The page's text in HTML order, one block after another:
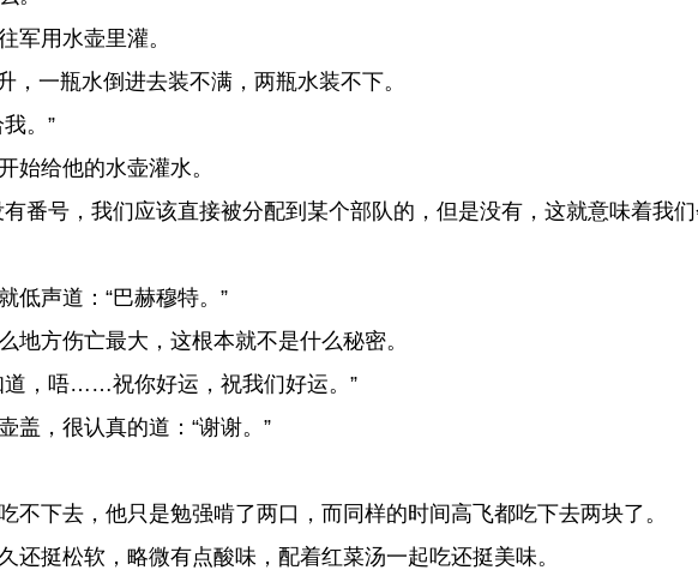
用水壶里灌。
一瓶水倒进去装不满，两瓶水装不下。
。”
给他的水壶灌水。
番号，我们应该直接被分配到某个部队的，但是没有，这就意味着我
声道：“巴赫穆特。”
方伤亡最大，这根本就不是什么秘密。
，唔……祝你好运，祝我们好运。”
，很认真的道：“谢谢。”
下去，他只是勉强啃了两口，而同样的时间高飞都吃下去两块了。
挺松软，略微有点酸味，配着红菜汤一起吃还挺美味。